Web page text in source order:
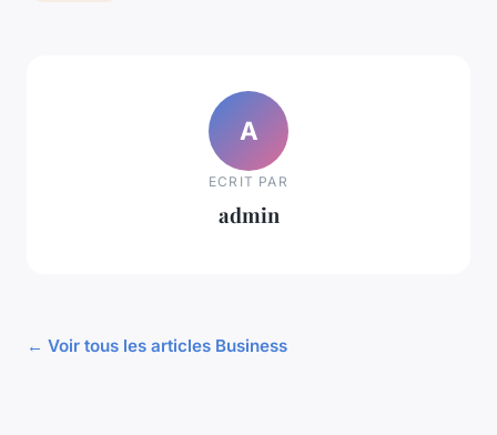
A
ECRIT PAR
admin
← Voir tous les articles Business